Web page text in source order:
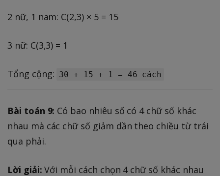
2 nữ, 1 nam: C(2,3) × 5 = 15
3 nữ: C(3,3) = 1
Tổng cộng: 30 + 15 + 1 = 46 cách
Bài toán 9: Có bao nhiêu số có 4 chữ số khác
nhau mà các chữ số giảm dần theo chiều từ trái
qua phải.
Lời giải: Với mỗi cách chọn 4 chữ số khác nhau